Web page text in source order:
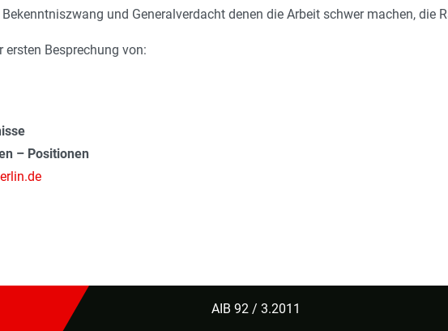
und Generalverdacht denen die Arbeit schwer machen, die
ersten Besprechung von:
– Positionen
AIB 92 / 3.2011